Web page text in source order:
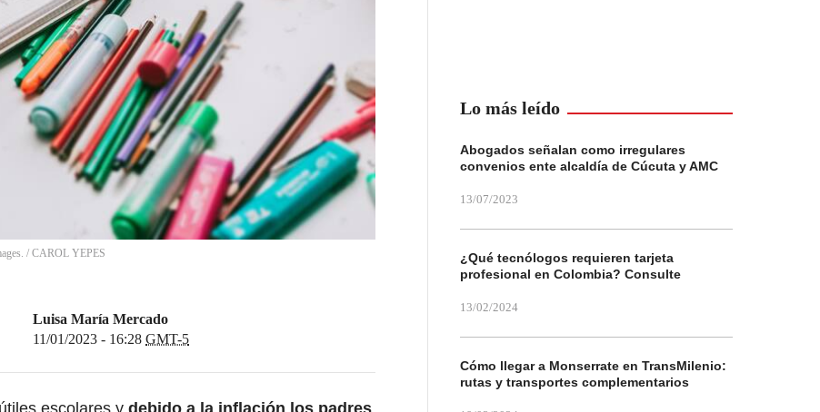
/ CAROL YEPES
Luisa María Mercado
11/01/2023 - 16:28 GMT-5
Lo más leído
Abogados señalan como irregulares
convenios ente alcaldía de Cúcuta y AMC
13/07/2023
¿Qué tecnólogos requieren tarjeta
profesional en Colombia? Consulte
13/02/2024
Cómo llegar a Monserrate en TransMilenio:
rutas y transportes complementarios